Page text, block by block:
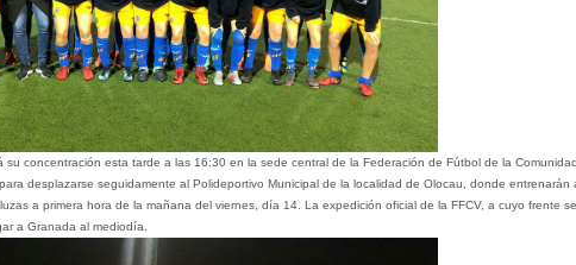
concentración esta tarde a las 16:30 en la sede central de la Federación de Fútbol de la
desplazarse seguidamente al Polideportivo Municipal de la localidad de Olocau, donde entrenarán
a primera hora de la mañana del viernes, día 14. La expedición oficial de la FFCV, a cuyo frente se
a Granada al mediodía.